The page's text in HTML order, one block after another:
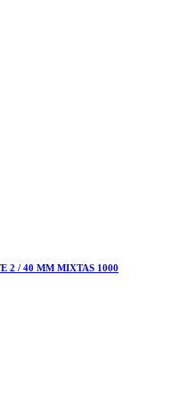
2 / 40 MM MIXTAS 1000